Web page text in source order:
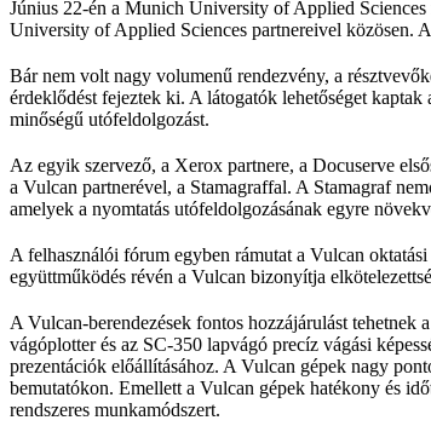
Június 22-én a Munich University of Applied
University of Applied Sciences partnereivel közösen.
Bár nem volt nagy volumenű rendezvény, a
érdeklődést fejeztek ki. A látogatók lehetőséget
minőségű utófeldolgozást.
Az egyik szervező, a Xerox partnere, a Docuserve
a Vulcan partnerével, a Stamagraffal. A Stamagraf
amelyek a nyomtatás utófeldolgozásának egyre
A felhasználói fórum egyben rámutat a Vulcan
együttműködés révén a Vulcan bizonyítja
A Vulcan-berendezések fontos hozzájárulást tehetnek
vágóplotter és az SC-350 lapvágó precíz vágási
prezentációk előállításához. A Vulcan gépek nagy
bemutatókon. Emellett a Vulcan gépek hatékony és
rendszeres munkamódszert.